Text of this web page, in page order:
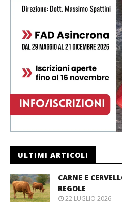
ULTIMI ARTICOLI
CARNE E
REGOLE
22 LUGLIO 2026